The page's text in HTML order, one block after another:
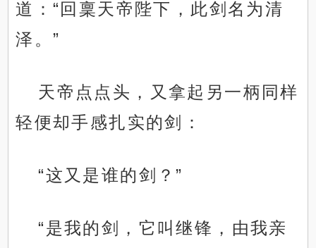
道：“回稟天帝陛下，此剑名为清
泽。”
天帝点点头，又拿起另一柄同样
轻便却手感扎实的剑：
“这又是谁的剑？”
“是我的剑，它叫继锋，由我亲